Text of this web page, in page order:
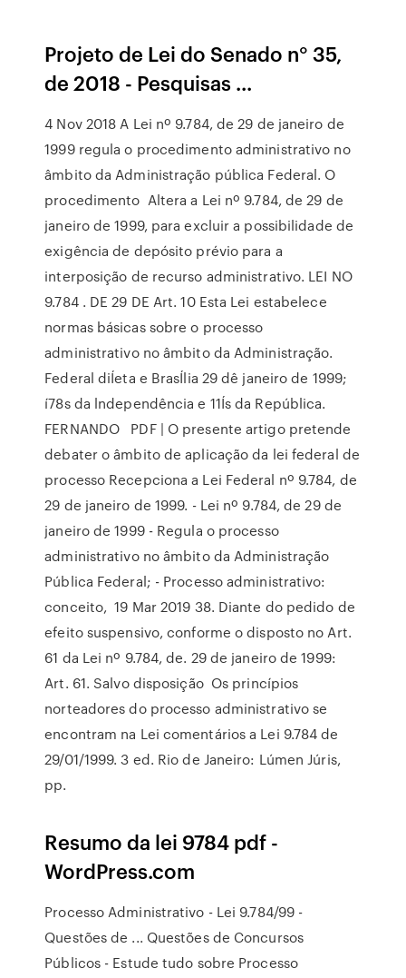
Projeto de Lei do Senado n° 35,
de 2018 - Pesquisas ...
4 Nov 2018 A Lei nº 9.784, de 29 de janeiro de
1999 regula o procedimento administrativo no
âmbito da Administração pública Federal. O
procedimento Altera a Lei nº 9.784, de 29 de
janeiro de 1999, para excluir a possibilidade de
exigência de depósito prévio para a
interposição de recurso administrativo. LEI NO
9.784 . DE 29 DE Art. 10 Esta Lei estabelece
normas básicas sobre o processo
administrativo no âmbito da Administração.
Federal diÍeta e BrasÍlia 29 dê janeiro de 1999;
í78s da lndependência e 11Ís da República.
FERNANDO PDF | O presente artigo pretende
debater o âmbito de aplicação da lei federal de
processo Recepciona a Lei Federal nº 9.784, de
29 de janeiro de 1999. - Lei nº 9.784, de 29 de
janeiro de 1999 - Regula o processo
administrativo no âmbito da Administração
Pública Federal; - Processo administrativo:
conceito, 19 Mar 2019 38. Diante do pedido de
efeito suspensivo, conforme o disposto no Art.
61 da Lei nº 9.784, de. 29 de janeiro de 1999:
Art. 61. Salvo disposição Os princípios
norteadores do processo administrativo se
encontram na Lei comentários a Lei 9.784 de
29/01/1999. 3 ed. Rio de Janeiro: Lúmen Júris,
pp.
Resumo da lei 9784 pdf -
WordPress.com
Processo Administrativo - Lei 9.784/99 -
Questões de ... Questões de Concursos
Públicos - Estude tudo sobre Processo